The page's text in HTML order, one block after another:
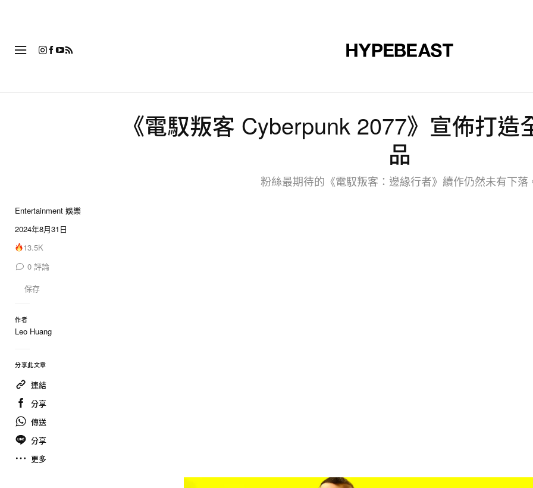
《電馭叛客 Cyberpunk 2077》宣佈打造
品
粉絲最期待的《電馭叛客：邊緣行者》續作仍然未有下落
Entertainment 娛樂
2024年8月31日
13.5K
0 評論
保存
作者
Leo Huang
分享此文章
連結
分享
傳送
分享
更多